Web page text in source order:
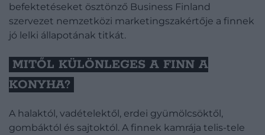
befektetéseket ösztönző Business Finland
szervezet nemzetközi marketingszakértője a finnek
jó lelki állapotának titkát.
MITŐL KÜLÖNLEGES A FINN A
KONYHA?
A halaktól, vadételektől, erdei gyümölcsöktől,
gombáktól és sajtoktól. A finnek kamrája telis-tele